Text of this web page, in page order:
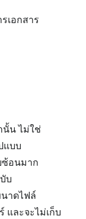
เอกสาร
นั้น ไม่ใช่
แบบ
ซ้อนมาก
บ
าดไฟล์
และจะไม่เก็บ